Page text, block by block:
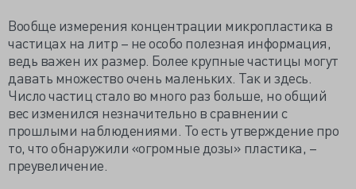
Вообще измерения концентрации микропластика в
частицах на литр – не особо полезная информация,
ведь важен их размер. Более крупные частицы могут
давать множество очень маленьких. Так и здесь.
Число частиц стало во много раз больше, но общий
вес изменился незначительно в сравнении с
прошлыми наблюдениями. То есть утверждение про
то, что обнаружили «огромные дозы» пластика, –
преувеличение.